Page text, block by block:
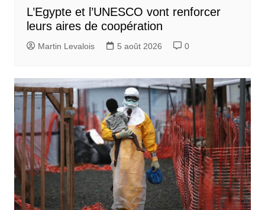
L’Egypte et l’UNESCO vont renforcer
leurs aires de coopération
Martin Levalois 5 août 2026 0